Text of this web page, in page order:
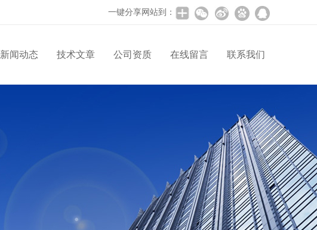
一键分享网站到：
新闻动态 技术文章 公司资质 在线留言 联系我们